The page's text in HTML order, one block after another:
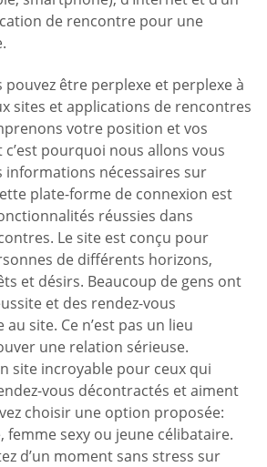
de rencontre pour une
pouvez être perplexe et perplexe à
sites et applications de rencontres
votre position et vos
pourquoi nous allons vous
nécessaires sur
plate-forme de connexion est
réussies dans
Le site est conçu pour
de différents horizons,
et désirs. Beaucoup de gens ont
et des rendez-vous
site. Ce n’est pas un lieu
une relation sérieuse.
site incroyable pour ceux qui
vous décontractés et aiment
choisir une option proposée:
femme sexy ou jeune célibataire.
d’un moment sans stress sur